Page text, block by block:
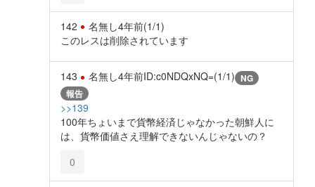
142 名無し4年前(1/1)
このレスは削除されています
143 名無し4年前ID:c0NDQxNQ=(1/1) NG
報告
>>139
100年ちょいまで貨幣経済じゃなかった朝鮮人に
は、貨幣価値さえ理解できないんじゃないの？
0